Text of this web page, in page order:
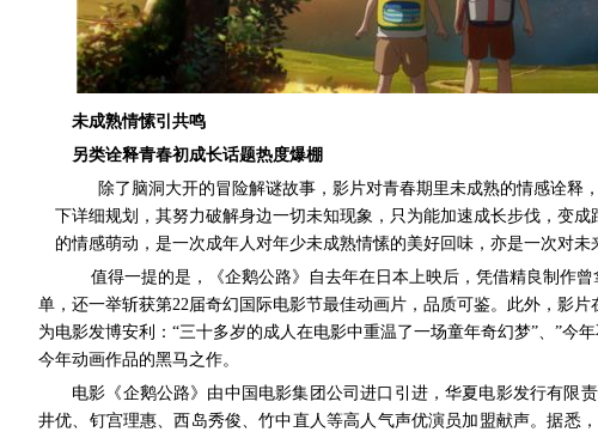
未成熟情愫引共鸣
另类诠释青春初成长话题热度爆棚
除了脑洞大开的冒险解谜故事，影片对青春期里未成熟的情感诠
下详细规划，其努力破解身边一切未知现象，只为能加速成长步伐，变
的情感萌动，是一次成年人对年少未成熟情愫的美好回味，亦是一次对未
值得一提的是，《企鹅公路》自去年在日本上映后，凭借精良制作
单，还一举斩获第22届奇幻国际电影节最佳动画片，品质可鉴。此外，影
为电影发博安利：“三十多岁的成人在电影中重温了一场童年奇幻梦”、”今
今年动画作品的黑马之作。
电影《企鹅公路》由中国电影集团公司进口引进，华夏电影发行有限
井优、钉宫理惠、西岛秀俊、竹中直人等高人气声优演员加盟献声。据悉